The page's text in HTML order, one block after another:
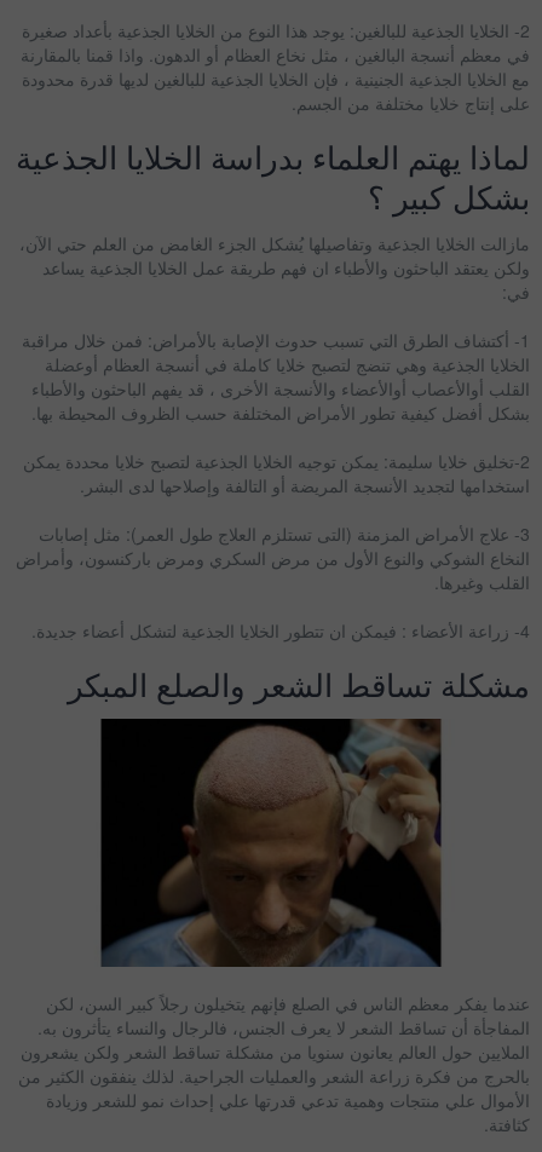
2- الخلايا الجذعية للبالغين: يوجد هذا النوع من الخلايا الجذعية بأعداد صغيرة
في معظم أنسجة البالغين ، مثل نخاع العظام أو الدهون. واذا قمنا بالمقارنة
مع الخلايا الجذعية الجنينية ، فإن الخلايا الجذعية للبالغين لديها قدرة محدودة
على إنتاج خلايا مختلفة من الجسم.
لماذا يهتم العلماء بدراسة الخلايا الجذعية
بشكل كبير ؟
مازالت الخلايا الجذعية وتفاصيلها يُشكل الجزء الغامض من العلم حتي الآن،
ولكن يعتقد الباحثون والأطباء ان فهم طريقة عمل الخلايا الجذعية يساعد
في:
1- أكتشاف الطرق التي تسبب حدوث الإصابة بالأمراض: فمن خلال مراقبة
الخلايا الجذعية وهي تنضج لتصبح خلايا كاملة في أنسجة العظام أوعضلة
القلب أوالأعصاب أوالأعضاء والأنسجة الأخرى ، قد يفهم الباحثون والأطباء
بشكل أفضل كيفية تطور الأمراض المختلفة حسب الظروف المحيطة بها.
2-تخليق خلايا سليمة: يمكن توجيه الخلايا الجذعية لتصبح خلايا محددة يمكن
استخدامها لتجديد الأنسجة المريضة أو التالفة وإصلاحها لدى البشر.
3- علاج الأمراض المزمنة (التى تستلزم العلاج طول العمر): مثل إصابات
النخاع الشوكي والنوع الأول من مرض السكري ومرض باركنسون، وأمراض
القلب وغيرها.
4- زراعة الأعضاء : فيمكن ان تتطور الخلايا الجذعية لتشكل أعضاء جديدة.
مشكلة تساقط الشعر والصلع المبكر
عندما يفكر معظم الناس في الصلع فإنهم يتخيلون رجلاً كبير السن، لكن
المفاجأة أن تساقط الشعر لا يعرف الجنس، فالرجال والنساء يتأثرون به.
الملايين حول العالم يعانون سنويا من مشكلة تساقط الشعر ولكن يشعرون
بالحرج من فكرة زراعة الشعر والعمليات الجراحية. لذلك ينفقون الكثير من
الأموال علي منتجات وهمية تدعي قدرتها علي إحداث نمو للشعر وزيادة
كثافتة.